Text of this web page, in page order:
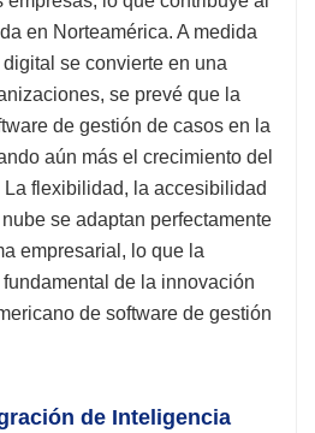
en Norteamérica. A medida
se convierte en una
se prevé que la
de gestión de casos en la
aún más el crecimiento del
flexibilidad, la accesibilidad
se adaptan perfectamente
empresarial, lo que la
de la innovación
de software de gestión
de Inteligencia